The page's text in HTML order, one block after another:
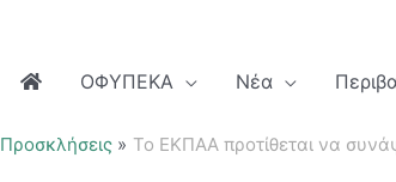
ΟΦΥΠΕΚΑ Νέα
Προσκλήσεις Το ΕΚΠΑΑ προτίθεται να